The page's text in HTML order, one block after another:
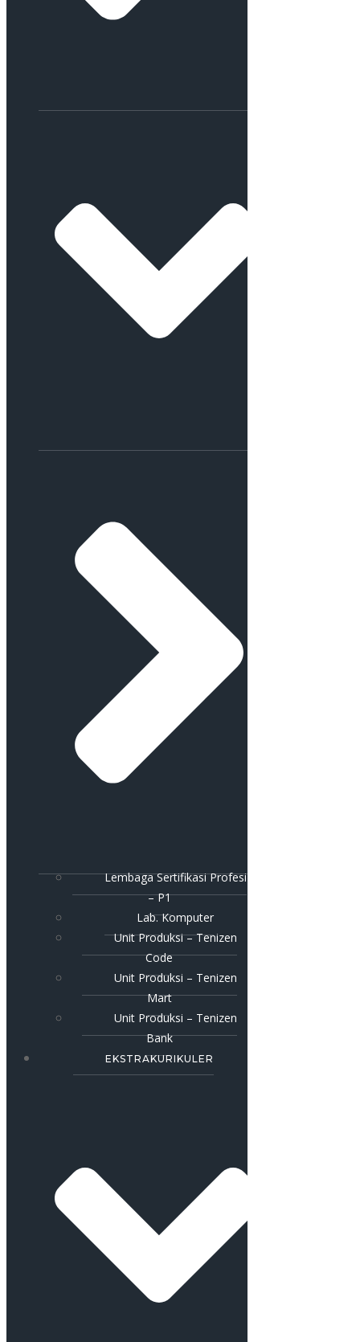
Lembaga Sertifikasi Profesi
– P1
Lab. Komputer
Unit Produksi – Tenizen
Code
Unit Produksi – Tenizen
Mart
Unit Produksi – Tenizen
Bank
EKSTRAKURIKULER